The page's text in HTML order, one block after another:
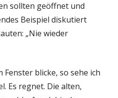
sollten geöffnet und
Beispiel diskutiert
„Nie wieder
Fenster blicke, so sehe ich
Es regnet. Die alten,